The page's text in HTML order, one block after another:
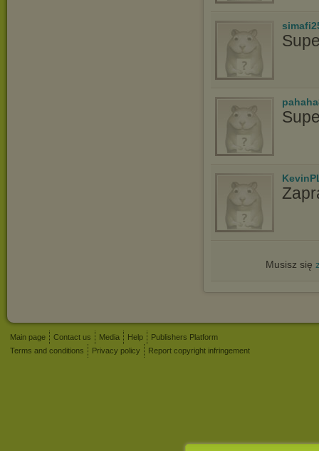
Musisz się
Main page Contact us Media Help
Publishers Platform
Terms and conditions
Privacy policy Report copyright infringement